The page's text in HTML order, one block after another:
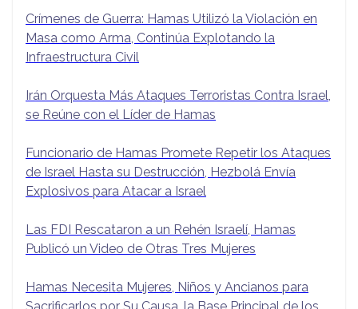
Crímenes de Guerra: Hamas Utilizó la Violación en
Masa como Arma, Continúa Explotando la
Infraestructura Civil
Irán Orquesta Más Ataques Terroristas Contra Israel,
se Reúne con el Líder de Hamas
Funcionario de Hamas Promete Repetir los Ataques
de Israel Hasta su Destrucción, Hezbolá Envía
Explosivos para Atacar a Israel
Las FDI Rescataron a un Rehén Israelí, Hamas
Publicó un Video de Otras Tres Mujeres
Hamas Necesita Mujeres, Niños y Ancianos para